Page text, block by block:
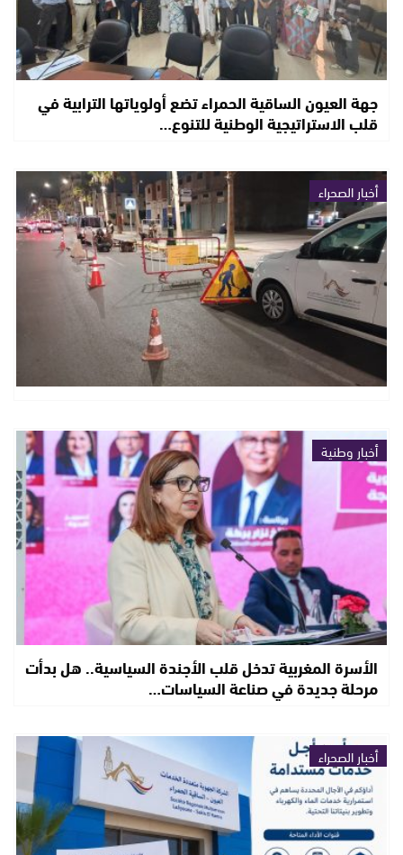
جهة العيون الساقية الحمراء تضع أولوياتها الترابية في
قلب الاستراتيجية الوطنية للتنوع…
أخبار الصحراء
أخبار وطنية
الأسرة المغربية تدخل قلب الأجندة السياسية.. هل بدأت
مرحلة جديدة في صناعة السياسات…
أخبار الصحراء